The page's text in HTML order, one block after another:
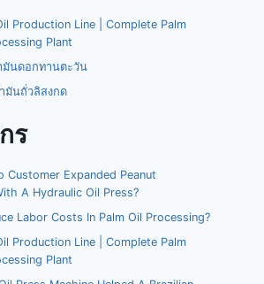
Production Line | Complete Palm
Plant
มันดอกทานตะวัน
มันถั่วลิสงกด
ร
Customer Expanded Peanut
A Hydraulic Oil Press?
Labor Costs In Palm Oil Processing?
Production Line | Complete Palm
Plant